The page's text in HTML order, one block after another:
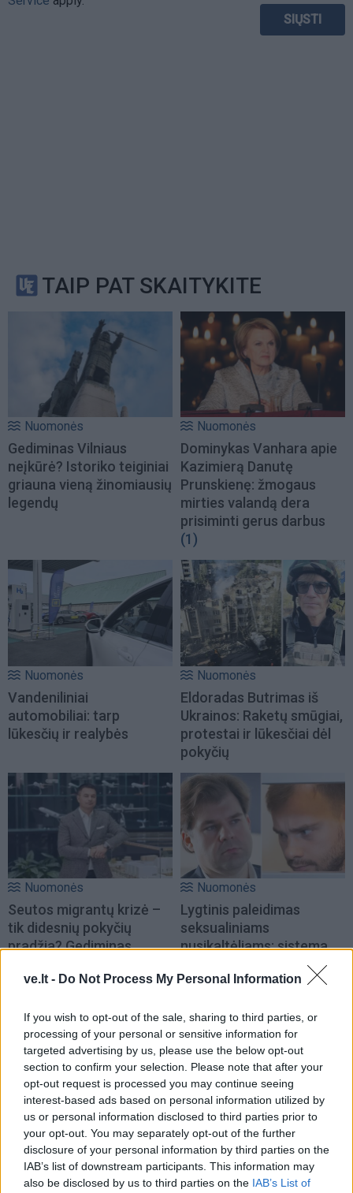
ve.lt - Do Not Process My Personal Information
If you wish to opt-out of the sale, sharing to third parties, or
processing of your personal or sensitive information for
targeted advertising by us, please use the below opt-out
section to confirm your selection. Please note that after your
opt-out request is processed you may continue seeing
interest-based ads based on personal information utilized by
us or personal information disclosed to third parties prior to
your opt-out. You may separately opt-out of the further
disclosure of your personal information by third parties on the
IAB’s list of downstream participants. This information may
also be disclosed by us to third parties on the IAB’s List of
TAIP PAT SKAITYKITE
Nuomonės
Gediminas Vilniaus
neįkūrė? Istoriko teiginiai
griauna vieną žinomiausių
legendų
Nuomonės
Dominykas Vanhara apie
Kazimierą Danutę
Prunskienę: žmogaus
mirties valandą dera
prisiminti gerus darbus
(1)
Nuomonės
Vandeniliniai
automobiliai: tarp
lūkesčių ir realybės
Nuomonės
Eldoradas Butrimas iš
Ukrainos: Raketų smūgiai,
protestai ir lūkesčiai dėl
pokyčių
Nuomonės
Seutos migrantų krizė –
tik didesnių pokyčių
pradžia? Gediminas
demografinę priežastį
Nuomonės
Lygtinis paleidimas
seksualiniams
nusikaltėliams: sistema
randa argumentų, aukos
– neapsaugotos(3)
Nuomonės
Karybos ekspertai
Aurimas Navys ir
Mindaugas Sėjūnas: Kada
Nuomonės
Aukso Orda amžių
glūdumoje ir šiandienoje